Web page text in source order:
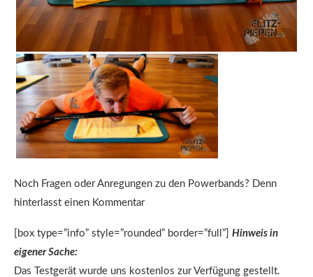
Noch Fragen oder Anregungen zu den Powerbands? Denn
hinterlasst einen Kommentar
[box type=”info” style=”rounded” border=”full”] Hinweis in
eigener Sache:
Das Testgerät wurde uns kostenlos zur Verfügung gestellt.